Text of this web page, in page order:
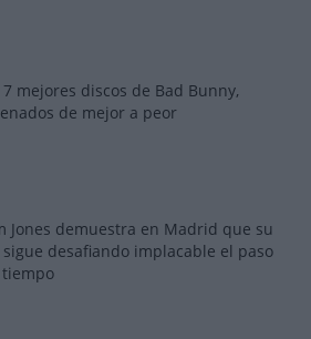
7 mejores discos de Bad Bunny,
de mejor a peor
Jones demuestra en Madrid que su
sigue desafiando implacable el paso